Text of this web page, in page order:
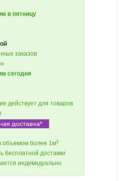
в пятницу
заказов
сегодня
действует для товаров
объемом более 1м3
бесплатной доставки
индивидуально